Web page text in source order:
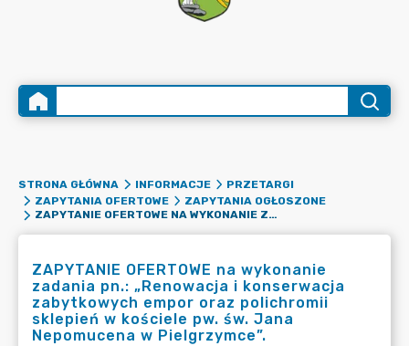
STRONA GŁÓWNA INFORMACJE
PRZETARGI
ZAPYTANIA OFERTOWE
ZAPYTANIA OGŁOSZONE
ZAPYTANIE OFERTOWE NA WYKONANIE ZADANIA PN.: „RENOWACJA I KONSERWACJA ZABYTKOWYCH EMPOR ORAZ POLICHROMII SKLEPIEŃ W KOŚCIELE PW. ŚW. JANA NEPOMUCENA W PIELGRZYMCE”.
ZAPYTANIE OFERTOWE na wykonanie
zadania pn.: „Renowacja i konserwacja
zabytkowych empor oraz polichromii
sklepień w kościele pw. św. Jana
Nepomucena w Pielgrzymce”.